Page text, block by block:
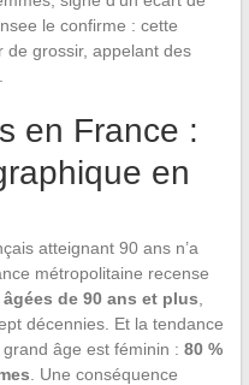
le confirme : cette
de grossir, appelant des
en France :
en
atteignant 90 ans n’a
métropolitaine recense
de 90 ans et plus
décennies. Et la tendance
âge est féminin : 80 %
. Une conséquence